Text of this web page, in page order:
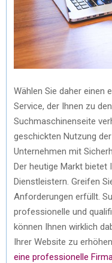
Wählen Sie daher einen
Service, der Ihnen zu
Suchmaschinenseite
geschickten Nutzung
Unternehmen mit
Der heutige Markt bietet
Dienstleistern. Greifen
Anforderungen erfüllt.
professionelle und
können Ihnen wirklich
Ihrer Website zu
eine professionelle